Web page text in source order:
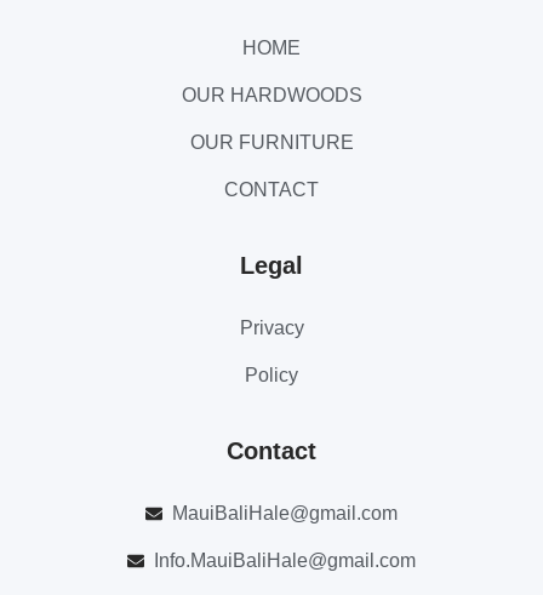
HOME
OUR HARDWOODS
OUR FURNITURE
CONTACT
Legal
Privacy
Policy
Contact
MauiBaliHale@gmail.com
Info.MauiBaliHale@gmail.com